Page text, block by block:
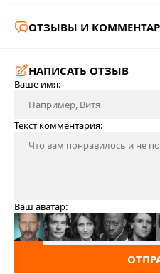
ОТЗЫВЫ И
НАПИСАТЬ ОТЗЫВ
Ваше имя:
Текст комментария:
Ваш аватар: